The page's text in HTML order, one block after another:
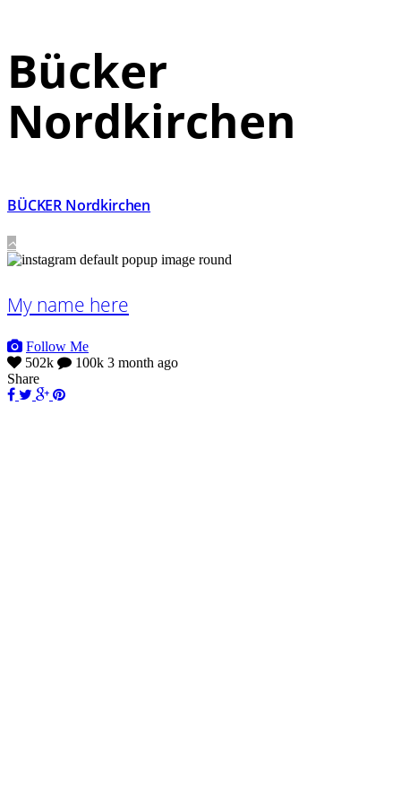
Bücker
Nordkirchen
BÜCKER Nordkirchen
My name here
Follow Me
502k
100k 3 month ago
Share